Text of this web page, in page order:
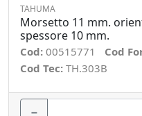
TAHUMA
Morsetto 11 mm.
spessore 10 mm.
Cod: 00515771 Cod
Cod Tec: TH.303B
−